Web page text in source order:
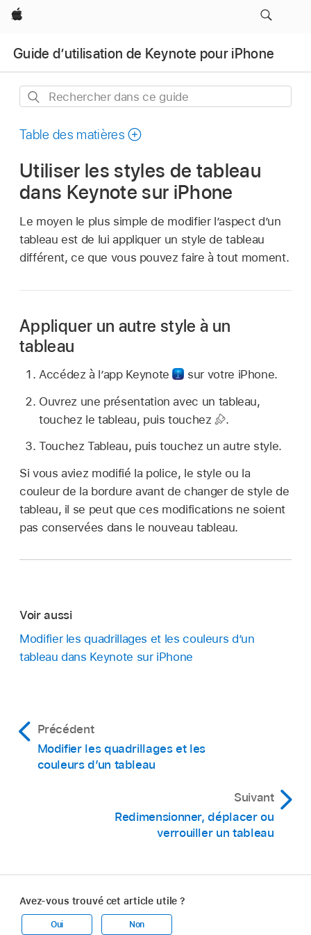
Apple
Guide d’utilisation de Keynote pour iPhone
Rechercher
ce
Table des matières
Utiliser les styles de tableau
dans Keynote sur iPhone
Le moyen le plus simple de modifier l’aspect d’un
tableau est de lui appliquer un style de tableau
différent, ce que vous pouvez faire à tout moment.
Appliquer un autre style à un
tableau
Accédez à l’app Keynote
sur votre iPhone.
Ouvrez une présentation avec un tableau,
touchez le tableau, puis touchez
.
Touchez Tableau, puis touchez un autre style.
Si vous aviez modifié la police, le style ou la
couleur de la bordure avant de changer de style de
tableau, il se peut que ces modifications ne soient
pas conservées dans le nouveau tableau.
Voir aussi
Modifier les quadrillages et les couleurs d’un
tableau dans Keynote sur iPhone
Précédent
Modifier les quadrillages et les
couleurs d’un tableau
Suivant
Redimensionner, déplacer ou
verrouiller un tableau
Avez-vous trouvé cet article utile ?
Oui Non